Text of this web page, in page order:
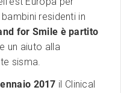
residenti in
for Smile è partito
un aiuto alla
sisma.
2017 il Clinical